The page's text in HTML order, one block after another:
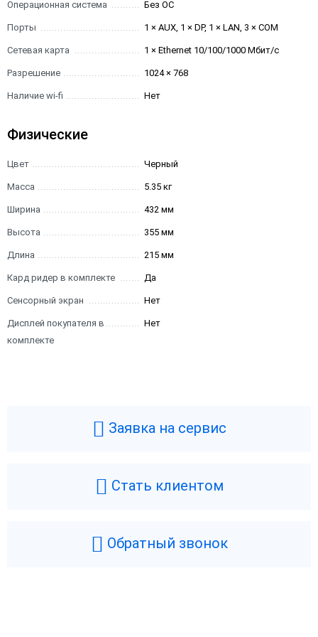
Операционная система Без ОС
Порты 1 × AUX, 1 × DP, 1 × LAN, 3 × COM
Сетевая карта 1 × Ethernet 10/100/1000 Мбит/с
Разрешение 1024 × 768
Наличие wi-fi Нет
Физические
Цвет Черный
Масса 5.35 кг
Ширина 432 мм
Высота 355 мм
Длина 215 мм
Кард ридер в комплекте Да
Сенсорный экран Нет
Дисплей покупателя в
комплекте
Нет
Заявка на сервис
Стать клиентом
Обратный звонок